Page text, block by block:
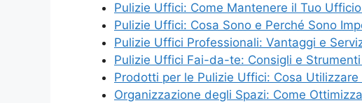
Pulizie Uffici: Come Mantenere il Tuo
Pulizie Uffici: Cosa Sono e Perché Sono
Pulizie Uffici Professionali: Vantaggi e
Pulizie Uffici Fai-da-te: Consigli e
Prodotti per le Pulizie Uffici: Cosa Utilizzare
Organizzazione degli Spazi: Come